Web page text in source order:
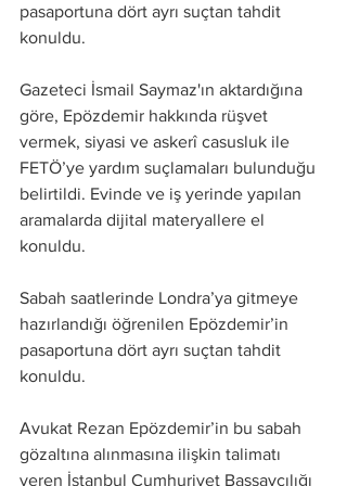
pasaportuna dört ayrı suçtan tahdit
konuldu.
Gazeteci İsmail Saymaz'ın aktardığına
göre, Epözdemir hakkında rüşvet
vermek, siyasi ve askerî casusluk ile
FETÖ’ye yardım suçlamaları bulunduğu
belirtildi. Evinde ve iş yerinde yapılan
aramalarda dijital materyallere el
konuldu.
Sabah saatlerinde Londra’ya gitmeye
hazırlandığı öğrenilen Epözdemir’in
pasaportuna dört ayrı suçtan tahdit
konuldu.
Avukat Rezan Epözdemir’in bu sabah
gözaltına alınmasına ilişkin talimatı
veren İstanbul Cumhuriyet Başsavcılığı